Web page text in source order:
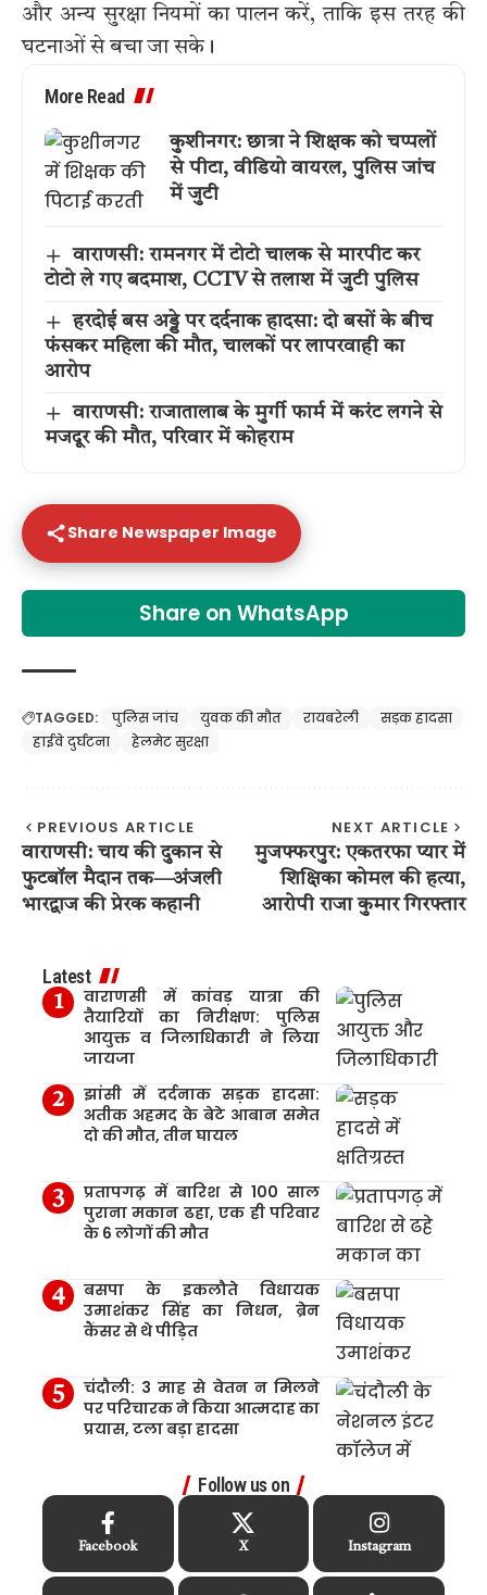
और अन्य सुरक्षा नियमों का पालन करें, ताकि इस तरह की
घटनाओं से बचा जा सके।
More Read
कुशीनगर: छात्रा ने शिक्षक को चप्पलों
से पीटा, वीडियो वायरल, पुलिस जांच
में जुटी
वाराणसी: रामनगर में टोटो चालक से मारपीट कर
टोटो ले गए बदमाश, CCTV से तलाश में जुटी पुलिस
हरदोई बस अड्डे पर दर्दनाक हादसा: दो बसों के बीच
फंसकर महिला की मौत, चालकों पर लापरवाही का
आरोप
वाराणसी: राजातालाब के मुर्गी फार्म में करंट लगने से
मजदूर की मौत, परिवार में कोहराम
Share Newspaper Image
Share on WhatsApp
TAGGED: पुलिस जांच युवक की मौत रायबरेली
सड़क हादसा
हाईवे दुर्घटना
हेलमेट सुरक्षा
PREVIOUS ARTICLE
वाराणसी: चाय की दुकान से
फुटबॉल मैदान तक—अंजली
भारद्वाज की प्रेरक कहानी
NEXT ARTICLE
मुजफ्फरपुर: एकतरफा प्यार में
शिक्षिका कोमल की हत्या,
आरोपी राजा कुमार गिरफ्तार
Latest
वाराणसी में कांवड़ यात्रा की
तैयारियों का निरीक्षण: पुलिस
आयुक्त व जिलाधिकारी ने लिया
जायजा
झांसी में दर्दनाक सड़क हादसा:
अतीक अहमद के बेटे आबान समेत
दो की मौत, तीन घायल
प्रतापगढ़ में बारिश से 100 साल
पुराना मकान ढहा, एक ही परिवार
के 6 लोगों की मौत
बसपा के इकलौते विधायक
उमाशंकर सिंह का निधन, ब्रेन
कैंसर से थे पीड़ित
चंदौली: 3 माह से वेतन न मिलने
पर परिचारक ने किया आत्मदाह का
प्रयास, टला बड़ा हादसा
Follow us on
Facebook X Instagram